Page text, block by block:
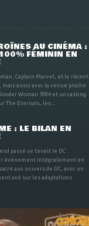
AU CINÉMA :
FÉMININ EN
Captain Marvel, et le récent
aussi avec la venue proche
Woman 1984 et un casting
The Eternals, les ...
: LE BILAN EN
passé se tenait le DC
évènement intégralement en
aux univers de DC, avec un
axé sur les adaptations